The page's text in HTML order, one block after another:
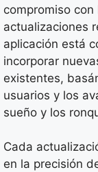
compromiso
actualizaciones
aplicación está
incorporar
existentes,
usuarios y los
sueño y los
Cada
en la precisión